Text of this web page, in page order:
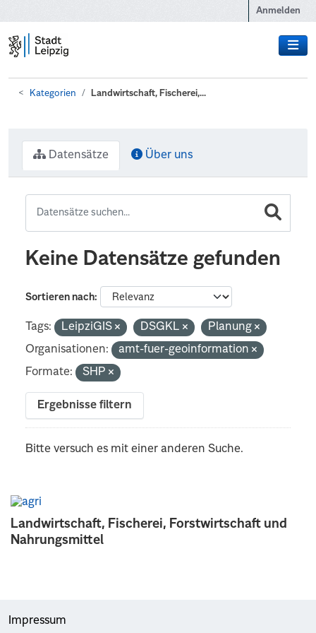
Anmelden
Kategorien Landwirtschaft, Fischerei,...
Landwirtschaft, Fischerei, Forstwirtschaft und
Nahrungsmittel
Datensätze Über uns
Keine Datensätze gefunden
Sortieren nach
Tags: LeipziGIS DSGKL
Planung
Organisationen:
amt-fuer-geoinformation
Formate:
SHP
Ergebnisse filtern
Bitte versuch es mit einer anderen Suche.
Impressum